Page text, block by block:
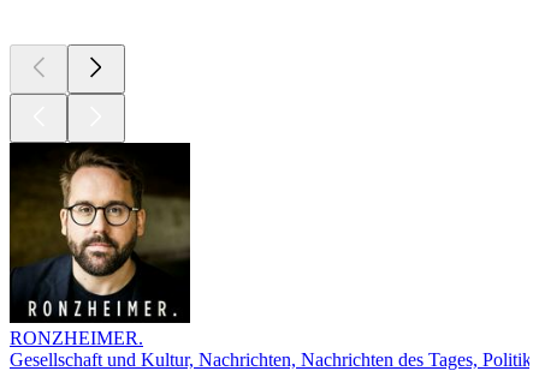
RONZHEIMER.
Gesellschaft und Kultur, Nachrichten, Nachrichten des Tages, Politik